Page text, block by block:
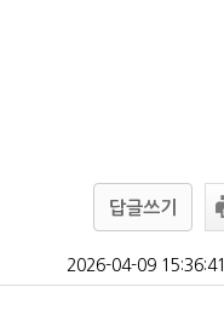
답글쓰기
2026-04-09 15:36:41